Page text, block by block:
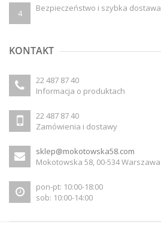
4 Bezpieczeństwo i szybka dostawa
KONTAKT
22 487 87 40
Informacja o produktach
22 487 87 40
Zamówienia i dostawy
sklep@mokotowska58.com
Mokotowska 58, 00-534 Warszawa
pon-pt: 10:00-18:00
sob: 10:00-14:00